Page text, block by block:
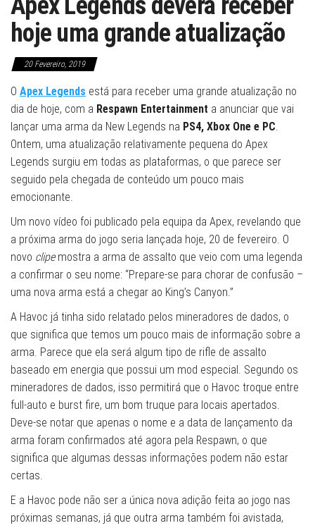
hoje uma grande atualização
20 Fevereiro, 2019
O Apex Legends está para receber uma grande atualização no
dia de hoje, com a Respawn Entertainment a anunciar que vai
lançar uma arma da New Legends na PS4, Xbox One e PC.
Ontem, uma atualização relativamente pequena do Apex
Legends surgiu em todas as plataformas, o que parece ser
seguido pela chegada de conteúdo um pouco mais
emocionante.
Um novo vídeo foi publicado pela equipa da Apex, revelando que
a próxima arma do jogo seria lançada hoje, 20 de fevereiro. O
novo clipemostra a arma de assalto que veio com uma legenda
a confirmar o seu nome: “Prepare-se para chorar de confusão –
uma nova arma está a chegar ao King’s Canyon.”
A Havoc já tinha sido relatado pelos mineradores de dados, o
que significa que temos um pouco mais de informação sobre a
arma. Parece que ela será algum tipo de rifle de assalto
baseado em energia que possui um mod especial. Segundo os
mineradores de dados, isso permitirá que o Havoc troque entre
full-auto e burst fire, um bom truque para locais apertados.
Deve-se notar que apenas o nome e a data de lançamento da
arma foram confirmados até agora pela Respawn, o que
significa que algumas dessas informações podem não estar
certas.
E a Havoc pode não ser a única nova adição feita ao jogo nas
próximas semanas, já que outra arma também foi avistada,